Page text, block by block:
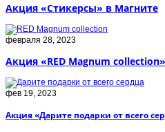
Акция «Стикерсы» в Магните
февраля 28, 2023
Акция «RED Magnum
фев 19, 2023
Акция «Дарите подарки от всего